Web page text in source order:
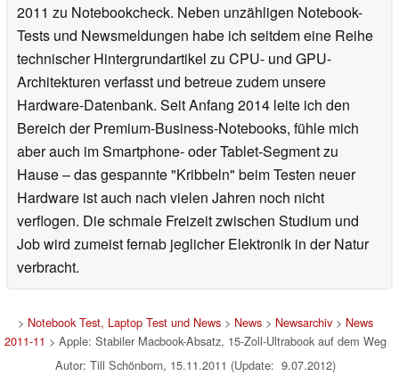
2011 zu Notebookcheck. Neben unzähligen Notebook-
Tests und Newsmeldungen habe ich seitdem eine Reihe
technischer Hintergrundartikel zu CPU- und GPU-
Architekturen verfasst und betreue zudem unsere
Hardware-Datenbank. Seit Anfang 2014 leite ich den
Bereich der Premium-Business-Notebooks, fühle mich
aber auch im Smartphone- oder Tablet-Segment zu
Hause – das gespannte "Kribbeln" beim Testen neuer
Hardware ist auch nach vielen Jahren noch nicht
verflogen. Die schmale Freizeit zwischen Studium und
Job wird zumeist fernab jeglicher Elektronik in der Natur
verbracht.
> Notebook Test, Laptop Test und News> News> Newsarchiv> News
2011-11 > Apple: Stabiler Macbook-Absatz, 15-Zoll-Ultrabook auf dem Weg
Autor: Till Schönborn, 15.11.2011 (Update: 9.07.2012)